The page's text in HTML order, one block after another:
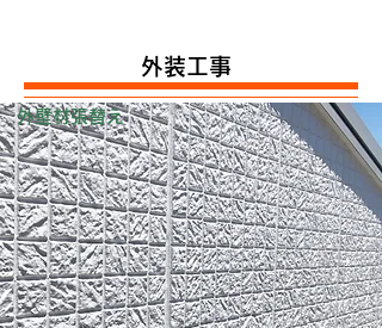
外装工事
外壁材張替え